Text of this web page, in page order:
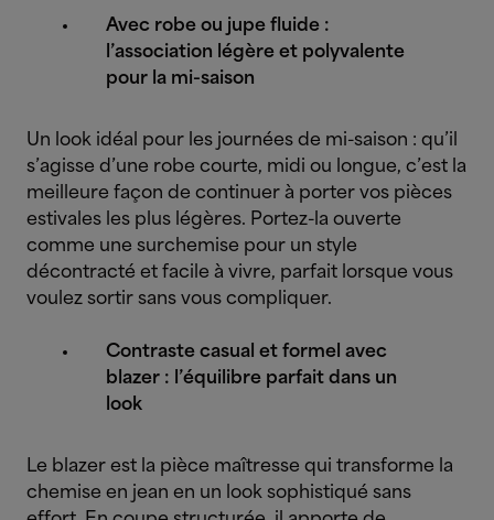
Avec robe ou jupe fluide :
l’association légère et polyvalente
pour la mi-saison
Un look idéal pour les journées de mi-saison : qu’il
s’agisse d’une robe courte, midi ou longue, c’est la
meilleure façon de continuer à porter vos pièces
estivales les plus légères. Portez-la ouverte
comme une surchemise pour un style
décontracté et facile à vivre, parfait lorsque vous
voulez sortir sans vous compliquer.
Contraste casual et formel avec
blazer : l’équilibre parfait dans un
look
Le blazer est la pièce maîtresse qui transforme la
chemise en jean en un look sophistiqué sans